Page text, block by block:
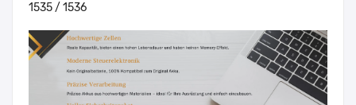
1535 / 1536